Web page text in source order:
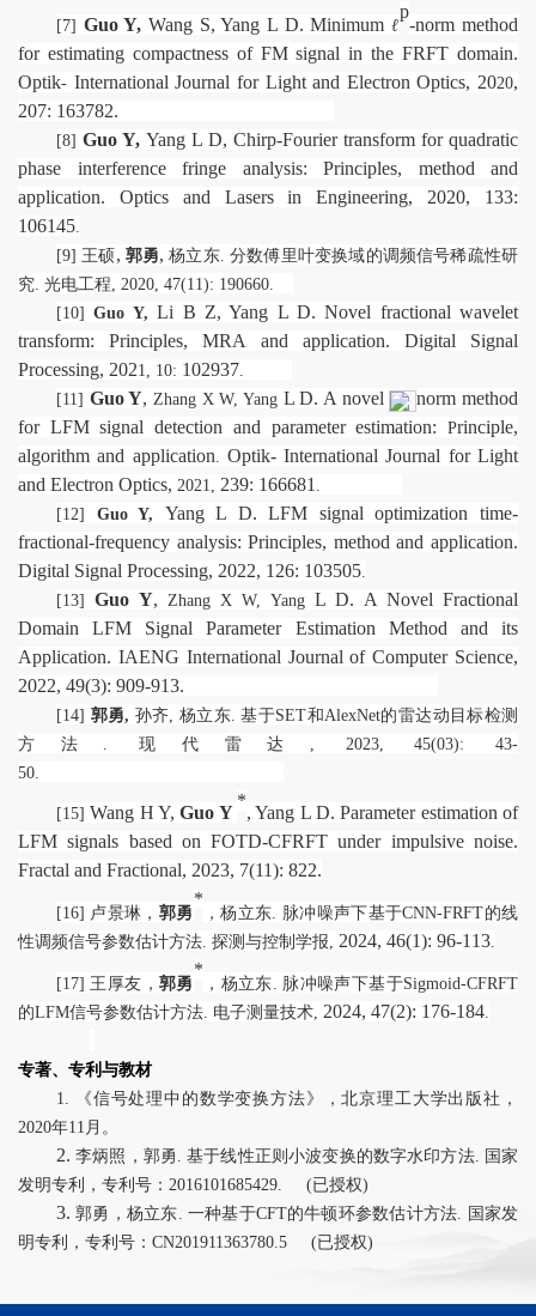
[7] Guo Y, Wang S, Yang L D. Minimum ℓ
p
-norm method
for estimating compactness of FM signal in the FRFT domain.
Optik- International Journal for Light and Electron Optics, 2020,
207: 163782.
[8]Guo Y,Yang L D, Chirp-Fourier transform for quadratic
phase interference fringe analysis: Principles, method and
application. Optics and Lasers in Engineering, 2020, 133:
106145
[9] 王硕 , 郭勇,杨立东. 分数傅里叶变换域的调频信号稀疏性研
究 光电工程 , 2020, 47(11): 190660.
[10]Guo Y, Li B Z, Yang L D. Novel fractional wavelet
transform: Principles, MRA and application. Digital Signal
Processing, 2021, 10: 102937
[11] Guo Y, Zhang X W, Yang L D. A novel
norm method
for LFM signal detection and parameter estimation: Principle,
algorithm and application
Optik- International Journal for Light
and Electron Optics, 2021, 239: 166681
[12] Guo Y, Yang L D. LFM signal optimization time-
fractional-frequency analysis: Principles, method and application.
Digital Signal Processing, 2022, 126: 103505
[13]Guo Y, Zhang X W, YangL D. A Novel Fractional
Domain LFM Signal Parameter Estimation Method and its
Application. IAENG International Journal of Computer Science,
2022, 49(3): 909-913.
[14] 郭勇, 孙齐 杨立东 .基于SET和 AlexNet的雷达动目标检测
方法
.现代雷达 , 2023, 45(03):
43-
50.
[15] Wang H Y,Guo Y
*
, Yang L D. Parameter estimation of
LFM signals based on FOTD-CFRFT under impulsive noise.
Fractal and Fractional, 2023, 7(11): 822.
[16] 卢景琳， 郭勇
*
，杨立东. 脉冲噪声下基于CNN-FRFT的线
性调频信号参数估计方法. 探测与控制学报, 2024, 46(1): 96-113.
[17] 王厚友，郭勇
*
，杨立东 脉冲噪声下基于Sigmoid-CFRFT
的LFM信号参数估计方法 电子测量技术 2024, 47(2): 176-184
专著、专利与教材
1.
《信号处理中的数学变换方法》，北京理工大学出版社，
2020年11 月。
2.李炳照，郭勇 .基于线性正则小波变换的数字水印方法.
国家
发明专利，专利号： 2016101685429. (已授权)
3.郭勇，杨立东 一种基于CFT的牛顿环参数估计方法
国家发
明专利，专利号： CN201911363780.5 (已授权)